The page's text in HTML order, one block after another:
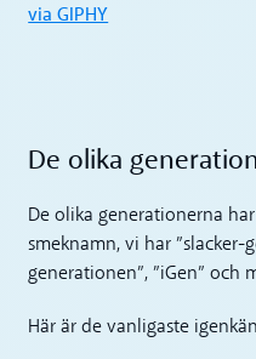
via GIPHY
De olika
De olika generationerna
smeknamn, vi har ”slacker-
generationen”, ”iGen” och
Här är de vanligaste